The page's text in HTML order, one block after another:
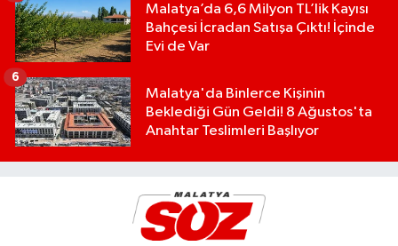
Malatya’da 6,6 Milyon TL’lik Kayısı
Bahçesi İcradan Satışa Çıktı! İçinde
Evi de Var
Malatya'da Binlerce Kişinin
Beklediği Gün Geldi! 8 Ağustos'ta
Anahtar Teslimleri Başlıyor
6